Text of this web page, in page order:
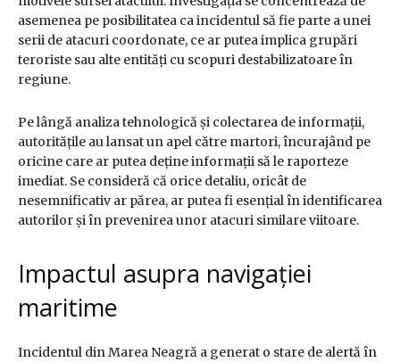
asemenea pe posibilitatea ca incidentul să fie parte a unei
serii de atacuri coordonate, ce ar putea implica grupări
teroriste sau alte entități cu scopuri destabilizatoare în
regiune.
Pe lângă analiza tehnologică și colectarea de informații,
autoritățile au lansat un apel către martori, încurajând pe
oricine care ar putea deține informații să le raporteze
imediat. Se consideră că orice detaliu, oricât de
nesemnificativ ar părea, ar putea fi esențial în identificarea
autorilor și în prevenirea unor atacuri similare viitoare.
Impactul asupra navigației
maritime
Incidentul din Marea Neagră a generat o stare de alertă în